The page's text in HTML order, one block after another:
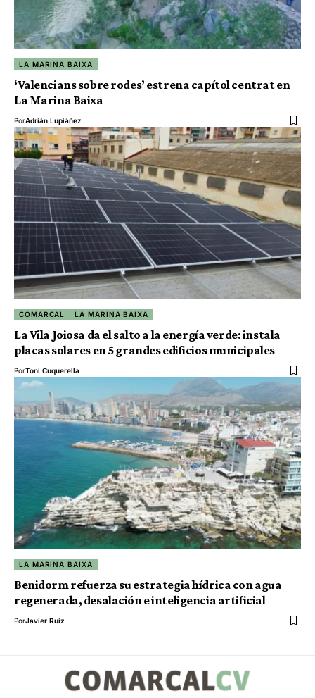
LA MARINA BAIXA
‘Valencians sobre rodes’ estrena capítol centrat en
La Marina Baixa
PorAdrián Lupiáñez
COMARCAL LA MARINA BAIXA
La Vila Joiosa da el salto a la energía verde: instala
placas solares en 5 grandes edificios municipales
PorToni Cuquerella
LA MARINA BAIXA
Benidorm refuerza su estrategia hídrica con agua
regenerada, desalación e inteligencia artificial
PorJavier Ruiz